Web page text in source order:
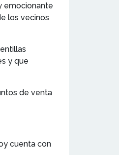
emocionante
los vecinos
y que
de venta
cuenta con